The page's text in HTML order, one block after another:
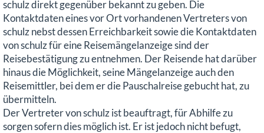
schulz direkt gegenüber bekannt zu geben. Die
Kontaktdaten eines vor Ort vorhandenen Vertreters von
schulz nebst dessen Erreichbarkeit sowie die Kontaktdaten
von schulz für eine Reisemängelanzeige sind der
Reisebestätigung zu entnehmen. Der Reisende hat darüber
hinaus die Möglichkeit, seine Mängelanzeige auch den
Reisemittler, bei dem er die Pauschalreise gebucht hat, zu
übermitteln.
Der Vertreter von schulz ist beauftragt, für Abhilfe zu
sorgen sofern dies möglich ist. Er ist jedoch nicht befugt,